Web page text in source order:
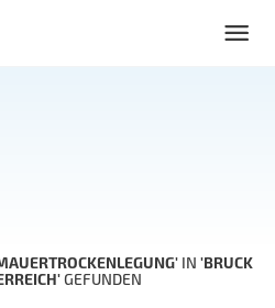
IN 'BRUCK
GEFUNDEN